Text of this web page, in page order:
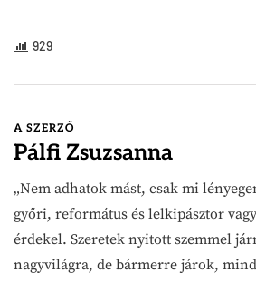
929
A SZERZŐ
Pálfi Zsuzsanna
„Nem adhatok mást, csak mi
győri, református és lelkipásztor
érdekel. Szeretek nyitott szemmel
nagyvilágra, de bármerre járok,